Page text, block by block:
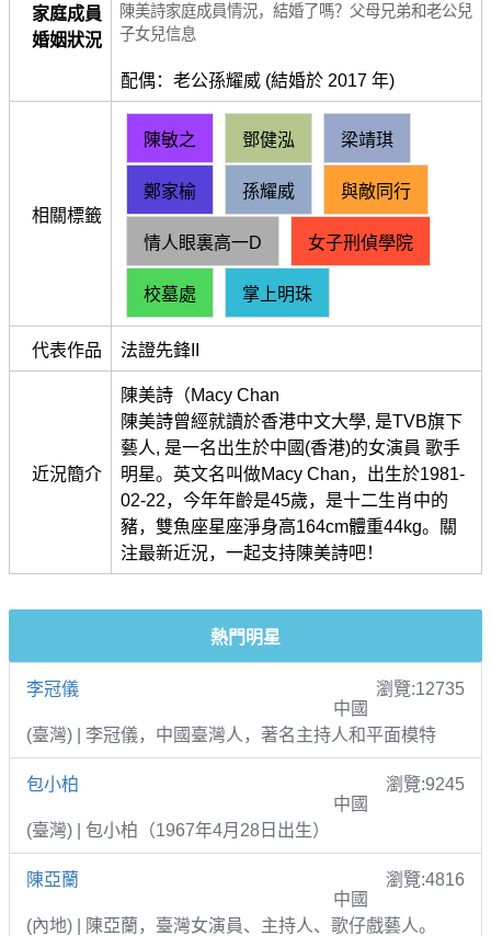
家庭成員
婚姻狀況
陳美詩家庭成員情況，結婚了嗎？父母兄弟和老公兒
子女兒信息
配偶：老公孫耀威 (結婚於 2017 年)
相關標籤
陳敏之 鄧健泓 梁靖琪
鄭家榆 孫耀威 與敵同行
情人眼裏高一D 女子刑偵學院
校墓處 掌上明珠
代表作品 法證先鋒II
近況簡介
陳美詩（Macy Chan
陳美詩曾經就讀於香港中文大學, 是TVB旗下
藝人, 是一名出生於中國(香港)的女演員 歌手
明星。英文名叫做Macy Chan，出生於1981-
02-22，今年年齡是45歲，是十二生肖中的
豬，雙魚座星座淨身高164cm體重44kg。關
注最新近況，一起支持陳美詩吧！
熱門明星
李冠儀
瀏覽:12735
中國
(臺灣) | 李冠儀，中國臺灣人，著名主持人和平面模特
包小柏
瀏覽:9245
中國
(臺灣) | 包小柏（1967年4月28日出生）
陳亞蘭
瀏覽:4816
中國
(內地) | 陳亞蘭，臺灣女演員、主持人、歌仔戲藝人。